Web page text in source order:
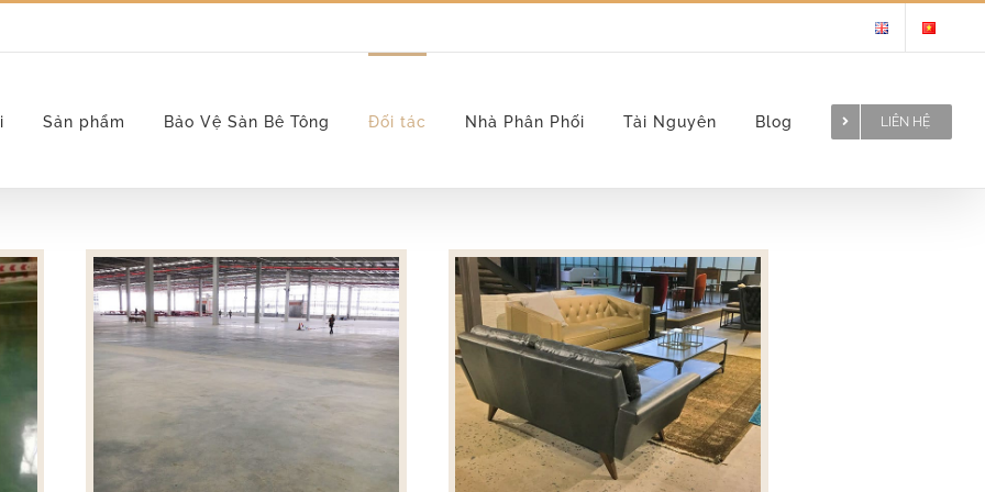
Sản phẩm Bảo Vệ Sàn Bê Tông Đối tác Nhà Phân Phối Tài Nguyên Blog LIÊN HỆ